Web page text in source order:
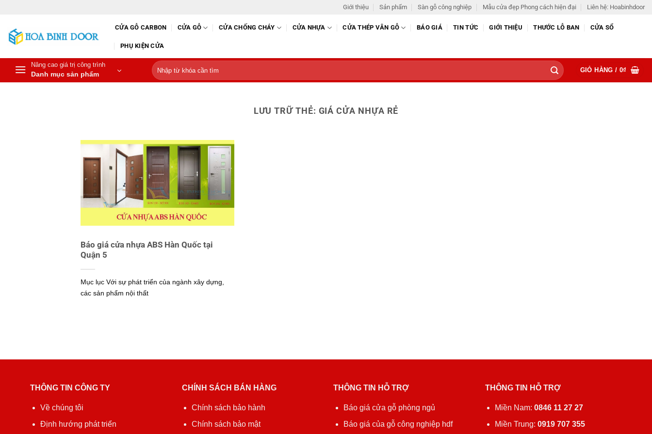
nội
dung
Giới thiệu Sản phẩm Sàn gỗ công nghiệp Mẫu cửa đẹp Phong cách hiện đại Liên hệ: Hoabinhdoor
CỬA GỖ CARBON CỬA GỖ CỬA CHỐNG CHÁY CỬA NHỰA CỬA THÉP VÂN GỖ BÁO GIÁ TIN TỨC GIỚI THIỆU THƯỚC LỖ BAN CỬA SỔ
PHỤ KIỆN CỬA
Nâng cao giá trị công trình
Danh mục sản phẩm
Tìm
kiếm:
GIỎ HÀNG / 0₫
LƯU TRỮ THẺ: GIÁ CỬA NHỰA RẺ
Báo giá cửa nhựa ABS Hàn Quốc tại
Quận 5
Mục lục Với sự phát triển của ngành xây dựng,
các sản phẩm nội thất
THÔNG TIN CÔNG TY
Về chúng tôi
Định hướng phát triển
CHÍNH SÁCH BÁN HÀNG
Chính sách bảo hành
Chính sách bảo mật
THÔNG TIN HỖ TRỢ
Báo giá cửa gỗ phòng ngủ
Báo giá của gỗ công nghiệp hdf
THÔNG TIN HỖ TRỢ
Miền Nam:0846 11 27 27
Miền Trung:0919 707 355